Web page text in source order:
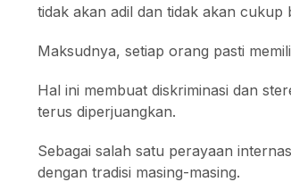
tidak akan adil dan tidak akan cukup
Maksudnya, setiap orang pasti
Hal ini membuat diskriminasi dan
terus diperjuangkan.
Sebagai salah satu perayaan
dengan tradisi masing-masing.